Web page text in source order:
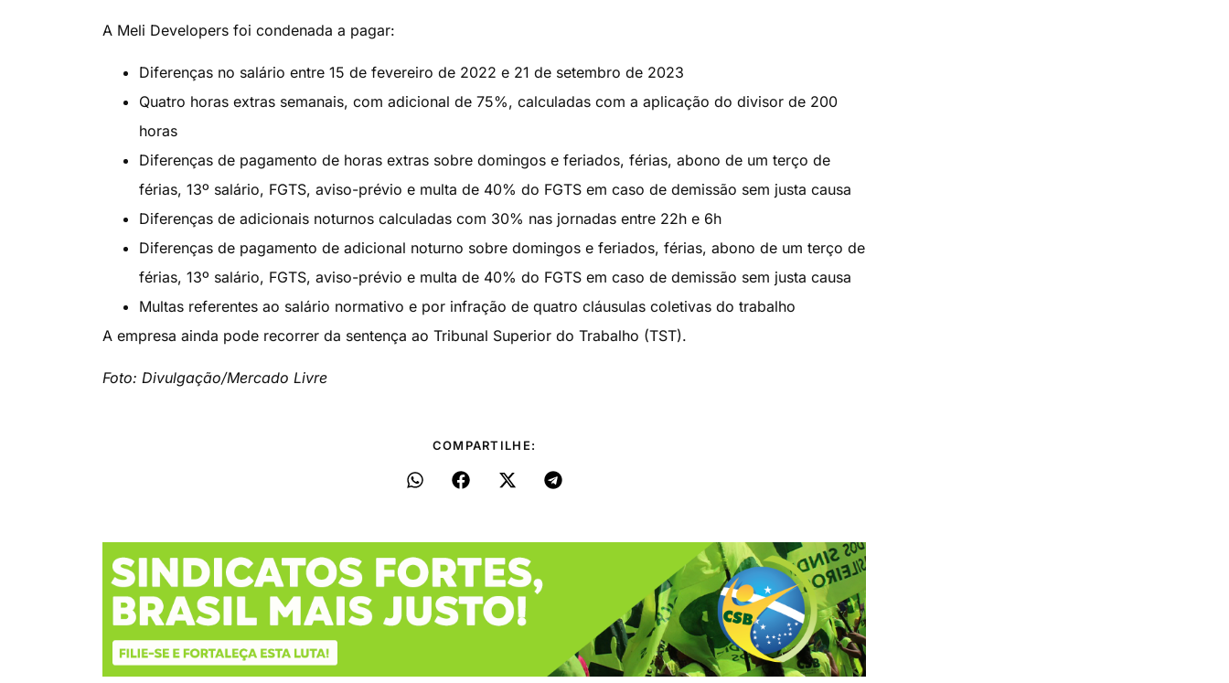
A Meli Developers foi condenada a pagar:
Diferenças no salário entre 15 de fevereiro de 2022 e 21 de setembro de 2023
Quatro horas extras semanais, com adicional de 75%, calculadas com a aplicação do divisor de 200
horas
Diferenças de pagamento de horas extras sobre domingos e feriados, férias, abono de um terço de
férias, 13º salário, FGTS, aviso-prévio e multa de 40% do FGTS em caso de demissão sem justa causa
Diferenças de adicionais noturnos calculadas com 30% nas jornadas entre 22h e 6h
Diferenças de pagamento de adicional noturno sobre domingos e feriados, férias, abono de um terço de
férias, 13º salário, FGTS, aviso-prévio e multa de 40% do FGTS em caso de demissão sem justa causa
Multas referentes ao salário normativo e por infração de quatro cláusulas coletivas do trabalho
A empresa ainda pode recorrer da sentença ao Tribunal Superior do Trabalho (TST).
Foto: Divulgação/Mercado Livre
COMPARTILHE: